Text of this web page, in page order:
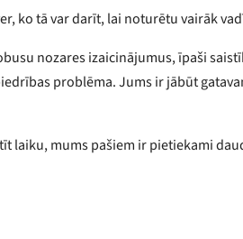
ko tā var darīt, lai noturētu vairāk
nozares izaicinājumus, īpaši
problēma. Jums ir jābūt
laiku, mums pašiem ir pietiekami